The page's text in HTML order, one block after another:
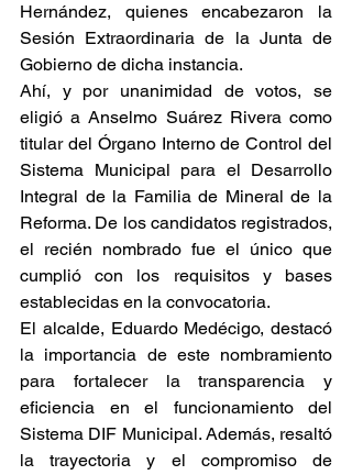
Hernández, quienes encabezaron la
Sesión Extraordinaria de la Junta de
Gobierno de dicha instancia.
Ahí, y por unanimidad de votos, se
eligió a Anselmo Suárez Rivera como
titular del Órgano Interno de Control del
Sistema Municipal para el Desarrollo
Integral de la Familia de Mineral de la
Reforma. De los candidatos registrados,
el recién nombrado fue el único que
cumplió con los requisitos y bases
establecidas en la convocatoria.
El alcalde, Eduardo Medécigo, destacó
la importancia de este nombramiento
para fortalecer la transparencia y
eficiencia en el funcionamiento del
Sistema DIF Municipal. Además, resaltó
la trayectoria y el compromiso de